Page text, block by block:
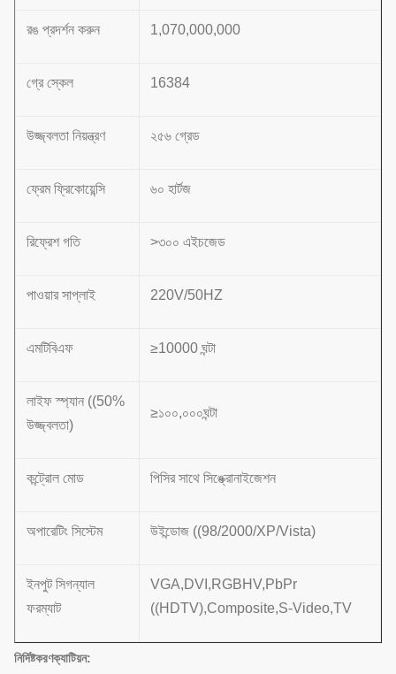
রঙ প্রদর্শন করুন 1,070,000,000
গ্রে স্কেল 16384
উজ্জ্বলতা নিয়ন্ত্রণ ২৫৬ গ্রেড
ফ্রেম ফ্রিকোয়েন্সি ৬০ হার্টজ
রিফ্রেশ গতি >৩০০ এইচজেড
পাওয়ার সাপ্লাই 220V/50HZ
এমটিবিএফ ≥10000 ঘন্টা
লাইফ স্প্যান ((50%
উজ্জ্বলতা)
≥১০০,০০০ঘন্টা
কন্ট্রোল মোড পিসির সাথে সিঙ্ক্রোনাইজেশন
অপারেটিং সিস্টেম উইন্ডোজ ((98/2000/XP/Vista)
ইনপুট সিগন্যাল
ফরম্যাট
VGA,DVI,RGBHV,PbPr
((HDTV),Composite,S-Video,TV
নির্দিষ্টকরণক্যাটিয়ন: